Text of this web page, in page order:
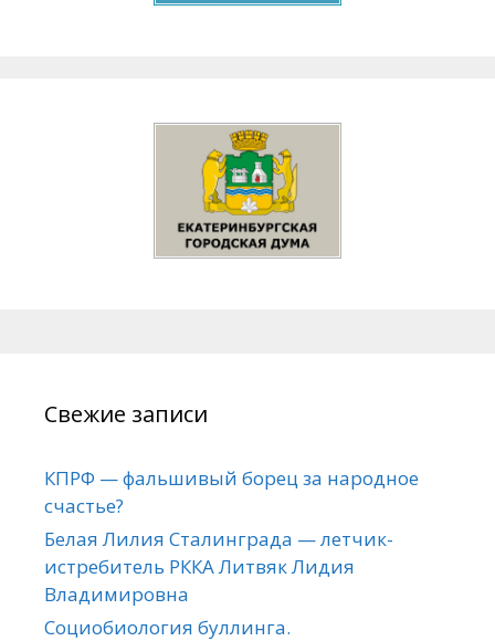
Свежие записи
КПРФ — фальшивый борец за народное
счастье?
Белая Лилия Сталинграда — летчик-
истребитель РККА Литвяк Лидия
Владимировна
Социобиология буллинга.